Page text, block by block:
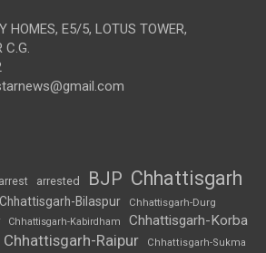
HOMES, E5/5, LOTUS TOWER,
arrest arrested BJP Chhattisgarh
Chhattisgarh-Bilaspur Chhattisgarh-Durg
Chhattisgarh-Kabirdham Chhattisgarh-Korba
Chhattisgarh-Raipur
Chhattisgarh-Sukma